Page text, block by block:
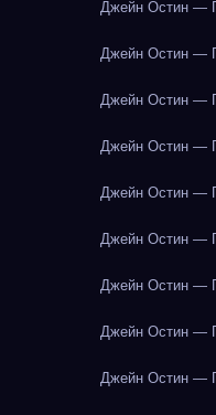
Джейн Остин —
Джейн Остин —
Джейн Остин —
Джейн Остин —
Джейн Остин —
Джейн Остин —
Джейн Остин —
Джейн Остин —
Джейн Остин —